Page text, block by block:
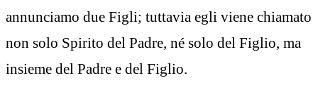
annunciamo due Figli; tuttavia egli viene chiamato
non solo Spirito del Padre, né solo del Figlio, ma
insieme del Padre e del Figlio.